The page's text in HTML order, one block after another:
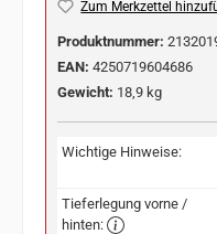
Zum Merkzettel
Produktnummer:
EAN: 4250719604686
Gewicht: 18,9 kg
Wichtige Hinweise:
Tieferlegung vorne /
hinten: